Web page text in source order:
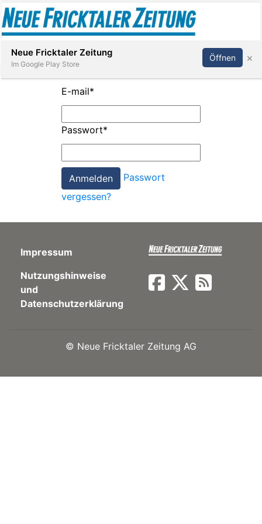
Paper
App
Abonnieren Anmelden
E-mail*
Passwort*
Passwort
vergessen?
Impressum
Nutzungshinweise
und
Datenschutzerklärung
© Neue Fricktaler Zeitung AG
Neue Fricktaler Zeitung
Im Google Play Store
Öffnen ×